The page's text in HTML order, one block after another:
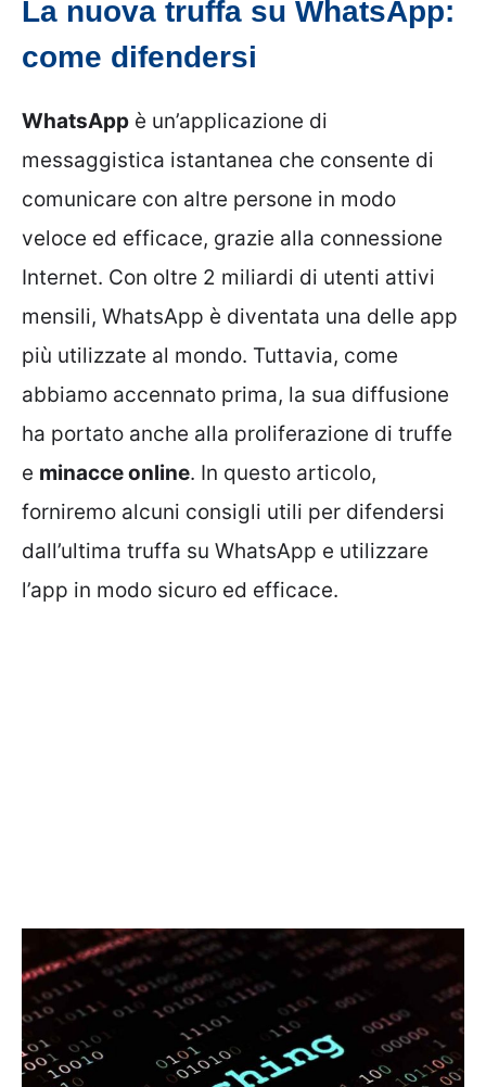
La nuova truffa su WhatsApp:
come difendersi
WhatsApp è un’applicazione di
messaggistica istantanea che consente di
comunicare con altre persone in modo
veloce ed efficace, grazie alla connessione
Internet. Con oltre 2 miliardi di utenti attivi
mensili, WhatsApp è diventata una delle app
più utilizzate al mondo. Tuttavia, come
abbiamo accennato prima, la sua diffusione
ha portato anche alla proliferazione di truffe
e minacce online. In questo articolo,
forniremo alcuni consigli utili per difendersi
dall’ultima truffa su WhatsApp e utilizzare
l’app in modo sicuro ed efficace.